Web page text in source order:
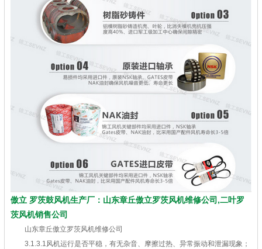
傲立 罗茨鼓风机生产厂：山东章丘傲立罗茨风机维修公司,二叶罗
茨风机销售公司
山东章丘傲立罗茨风机维修公司
3.1.3.1风机运行是否平稳，有无杂音、摩擦过热、异常振动和泄漏现象；